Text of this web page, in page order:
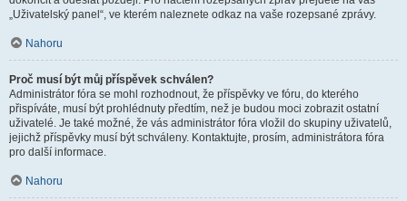
„Uživatelský panel“, ve kterém naleznete odkaz na vaše rozepsané zprávy.
Nahoru
Proč musí být můj příspěvek schválen?
Administrátor fóra se mohl rozhodnout, že příspěvky ve fóru, do kterého
přispíváte, musí být prohlédnuty předtím, než je budou moci zobrazit ostatní
uživatelé. Je také možné, že vás administrátor fóra vložil do skupiny uživatelů,
jejichž příspěvky musí být schváleny. Kontaktujte, prosím, administrátora fóra
pro další informace.
Nahoru